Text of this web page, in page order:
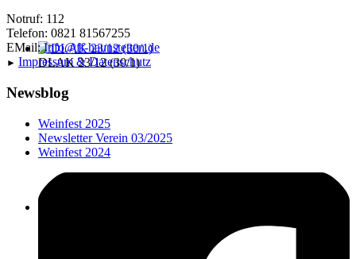
DLAK 23/12 (30/1)
Notruf: 112
Telefon: 0821 81567255
EMail:Info@ff-haunstetten.de
► Impressum & Datenschutz
Newsblog
Weinfest 2025
Newsletter Verein 03/2025
Weinfest 2024